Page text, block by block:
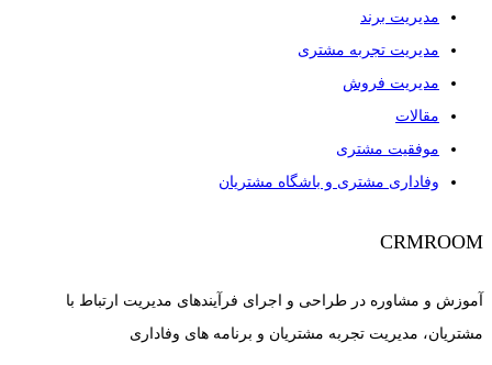
مدیریت برند
مدیریت تجربه مشتری
مدیریت فروش
مقالات
موفقیت مشتری
وفاداری مشتری و باشگاه مشتریان
CRMROOM
آموزش و مشاوره در طراحی و اجرای فرآیندهای مدیریت ارتباط با
مشتریان، مدیریت تجربه مشتریان و برنامه های وفاداری